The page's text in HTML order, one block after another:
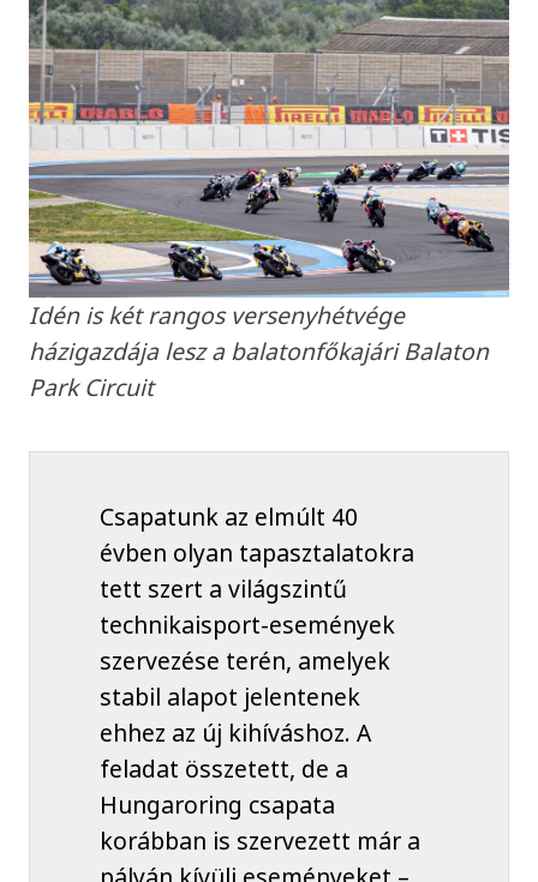
Idén is két rangos versenyhétvége
házigazdája lesz a balatonfőkajári Balaton
Park Circuit
Csapatunk az elmúlt 40
évben olyan tapasztalatokra
tett szert a világszintű
technikaisport-események
szervezése terén, amelyek
stabil alapot jelentenek
ehhez az új kihíváshoz. A
feladat összetett, de a
Hungaroring csapata
korábban is szervezett már a